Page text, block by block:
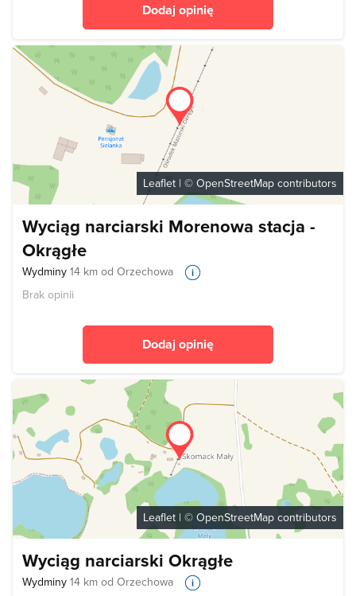
Dodaj opinię
Leaflet | © OpenStreetMap contributors
Wyciąg narciarski Morenowa stacja -
Okrągłe
Wydminy 14 km od Orzechowa
Brak opinii
Dodaj opinię
Leaflet | © OpenStreetMap contributors
Wyciąg narciarski Okrągłe
Wydminy 14 km od Orzechowa